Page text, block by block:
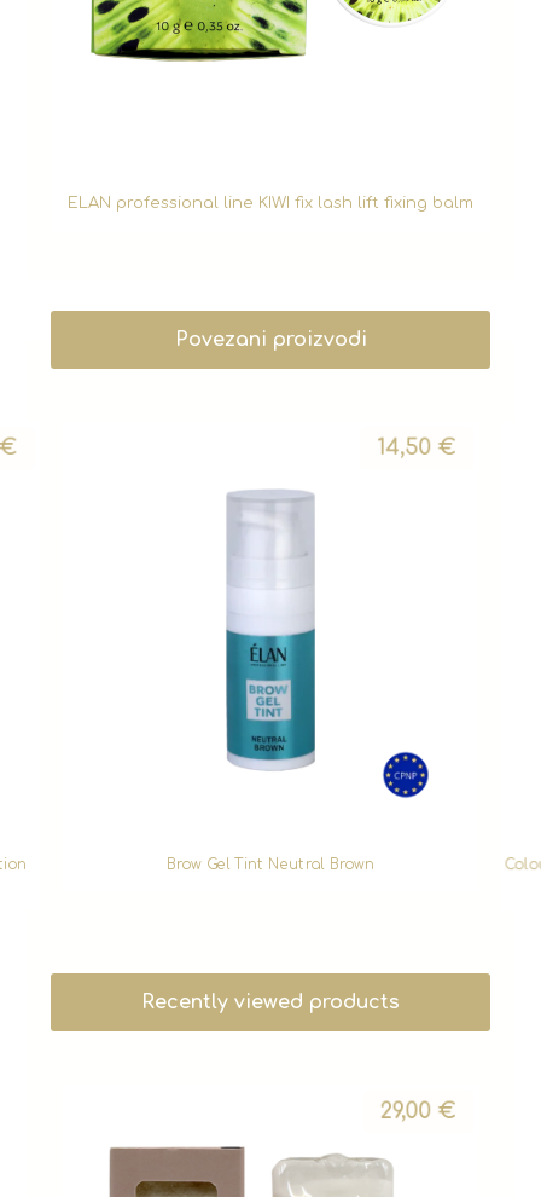
ELAN professional line KIWI fix lash lift fixing balm
Povezani proizvodi
€
Brow Gel Tint Neutral Brown
14,50 €
Recently viewed products
29,00 €